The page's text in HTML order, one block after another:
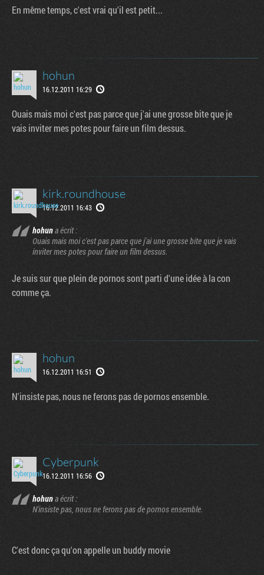
En même temps, c'est vrai qu'il est petit...
hohun
16.12.2011 16:29
Ouais mais moi c'est pas parce que j'ai une grosse bite que je
vais inviter mes potes pour faire un film dessus.
kirk.roundhouse
16.12.2011 16:43
hohuna écrit :
Ouais mais moi c'est pas parce que j'ai une grosse bite que je vais
inviter mes potes pour faire un film dessus.
Je suis sur que plein de pornos sont parti d'une idée à la con
comme ça.
hohun
16.12.2011 16:51
N'insiste pas, nous ne ferons pas de pornos ensemble.
Cyberpunk
16.12.2011 16:56
hohuna écrit :
N'insiste pas, nous ne ferons pas de pornos ensemble.
C'est donc ça qu'on appelle un buddy movie